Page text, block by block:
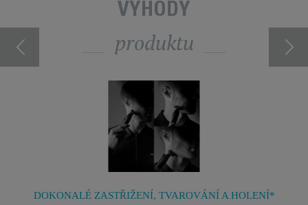
VÝHODY
produktu
DOKONALÉ ZASTŘIŽENÍ, TVAROVÁNÍ A HOLENÍ*